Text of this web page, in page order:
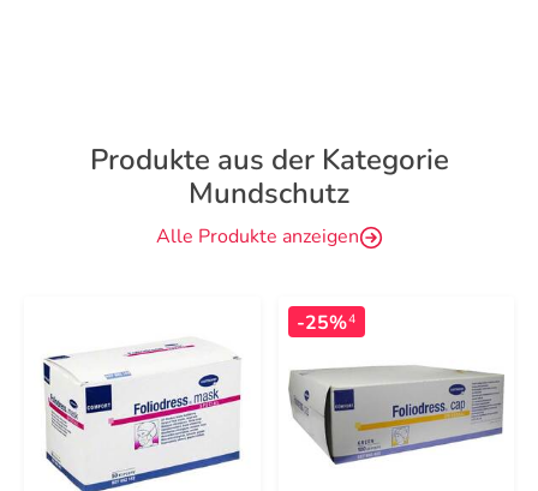
Produkte aus der Kategorie
Mundschutz
Alle Produkte anzeigen
-25%4